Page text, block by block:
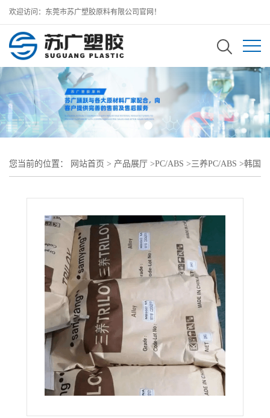
欢迎访问：东莞市苏广塑胶原料有限公司官网！
您当前的位置： 网站首页 > 产品展厅 >PC/ABS >三养PC/ABS >韩国